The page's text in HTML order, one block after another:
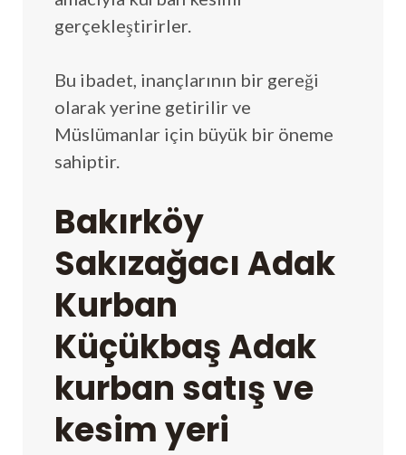
gerçekleştirirler.
Bu ibadet, inançlarının bir gereği
olarak yerine getirilir ve
Müslümanlar için büyük bir öneme
sahiptir.
Bakırköy
Sakızağacı Adak
Kurban
Küçükbaş Adak
kurban satış ve
kesim yeri